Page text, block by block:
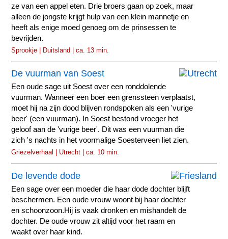
ze van een appel eten. Drie broers gaan op zoek, maar
alleen de jongste krijgt hulp van een klein mannetje en
heeft als enige moed genoeg om de prinsessen te
bevrijden.
Sprookje | Duitsland | ca. 13 min.
De vuurman van Soest
Een oude sage uit Soest over een ronddolende
vuurman. Wanneer een boer een grenssteen verplaatst,
moet hij na zijn dood blijven rondspoken als een 'vurige
beer' (een vuurman). In Soest bestond vroeger het
geloof aan de 'vurige beer'. Dit was een vuurman die
zich 's nachts in het voormalige Soesterveen liet zien.
Griezelverhaal | Utrecht | ca. 10 min.
De levende dode
Een sage over een moeder die haar dode dochter blijft
beschermen. Een oude vrouw woont bij haar dochter
en schoonzoon.Hij is vaak dronken en mishandelt de
dochter. De oude vrouw zit altijd voor het raam en
waakt over haar kind.